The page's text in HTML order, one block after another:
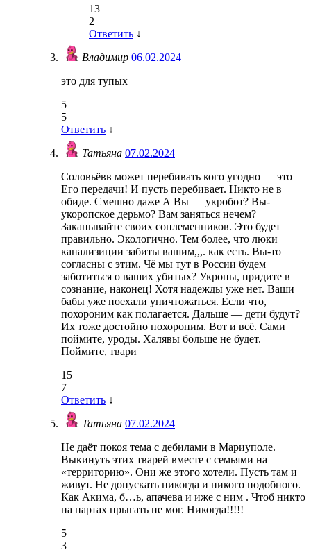
13
2
Ответить ↓
Владимир 06.02.2024
это для тупых
5
5
Ответить ↓
Татьяна 07.02.2024
Соловьёвв может перебивать кого угодно — это
Его передачи! И пусть перебивает. Никто не в
обиде. Смешно даже А Вы — укробот? Вы-
укоропское дерьмо? Вам заняться нечем?
Закапывайте своих соплеменников. Это будет
правильно. Экологично. Тем более, что люки
канализиции забиты вашим,,,. как есть. Вы-то
согласны с этим. Чё мы тут в России будем
заботиться о ваших убитых? Укропы, придите в
сознание, наконец! Хотя надежды уже нет. Ваши
бабы уже поехали уничтожаться. Если что,
похороним как полагается. Дальше — дети будут?
Их тоже достойно похороним. Вот и всё. Сами
поймите, уроды. Халявы больше не будет.
Поймите, твари
15
7
Ответить ↓
Татьяна 07.02.2024
Не даёт покоя тема с дебилами в Мариуполе.
Выкинуть этих тварей вместе с семьями на
«территорию». Они же этого хотели. Пусть там и
живут. Не допускать никогда и никого подобного.
Как Акима, б…ь, апачева и иже с ним . Чтоб никто
на партах прыгать не мог. Никогда!!!!!
5
3